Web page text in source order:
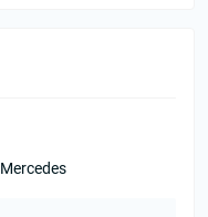
Mercedes